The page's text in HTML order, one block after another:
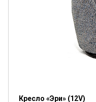
Кресло «Эри» (12V)